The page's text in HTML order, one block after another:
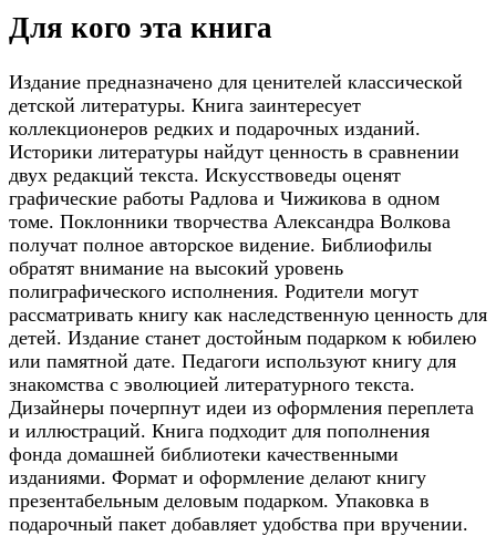
Для кого эта книга
Издание предназначено для ценителей классической
детской литературы. Книга заинтересует
коллекционеров редких и подарочных изданий.
Историки литературы найдут ценность в сравнении
двух редакций текста. Искусствоведы оценят
графические работы Радлова и Чижикова в одном
томе. Поклонники творчества Александра Волкова
получат полное авторское видение. Библиофилы
обратят внимание на высокий уровень
полиграфического исполнения. Родители могут
рассматривать книгу как наследственную ценность для
детей. Издание станет достойным подарком к юбилею
или памятной дате. Педагоги используют книгу для
знакомства с эволюцией литературного текста.
Дизайнеры почерпнут идеи из оформления переплета
и иллюстраций. Книга подходит для пополнения
фонда домашней библиотеки качественными
изданиями. Формат и оформление делают книгу
презентабельным деловым подарком. Упаковка в
подарочный пакет добавляет удобства при вручении.